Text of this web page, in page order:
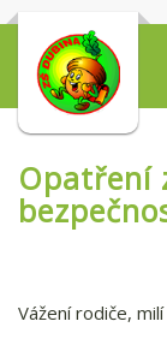
Opatření
Vážení rodiče,